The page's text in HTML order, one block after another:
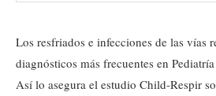
Los resfriados e infecciones de las vías
diagnósticos más frecuentes en
Así lo asegura el estudio Child-Respir